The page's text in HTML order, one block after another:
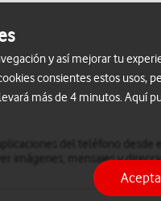
imágenes, mensajes y
y así mejorar tu
consientes estos usos,
más de 4 minutos. Aquí